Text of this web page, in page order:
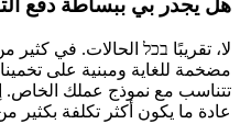
هل يجدر بي ببساطة دفع
لا، تقريبًا בכל الحالات. في كثير
مضخمة للغاية ومبنية على
تتناسب مع نموذج عملك الخاص.
عادة ما يكون أكثر تكلفة